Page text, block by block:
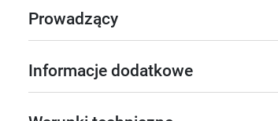
Prowadzący
Informacje dodatkowe